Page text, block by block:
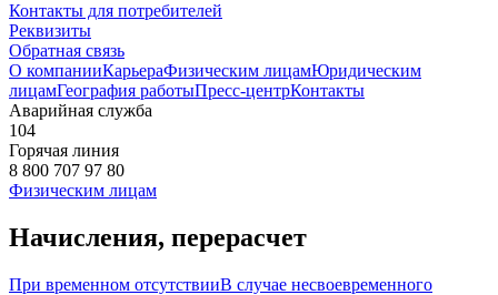
Контакты для потребителей
Реквизиты
Обратная связь
О компанииКарьераФизическим лицамЮридическим
лицамГеография работыПресс-центрКонтакты
Аварийная служба
104
Горячая линия
8 800 707 97 80
Физическим лицам
Начисления, перерасчет
При временном отсутствииВ случае несвоевременного